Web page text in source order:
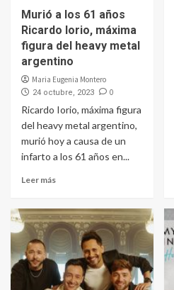
Murió a los 61 años
Ricardo Iorio, máxima
figura del heavy metal
argentino
Maria Eugenia Montero
24 octubre, 2023 0
Ricardo Iorio, máxima figura
del heavy metal argentino,
murió hoy a causa de un
infarto a los 61 años en...
Leer más